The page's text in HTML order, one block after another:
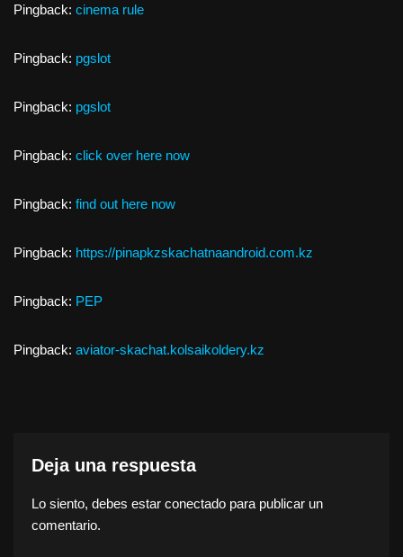
Pingback: cinema rule
Pingback: pgslot
Pingback: pgslot
Pingback: click over here now
Pingback: find out here now
Pingback: https://pinapkzskachatnaandroid.com.kz
Pingback: PEP
Pingback: aviator-skachat.kolsaikoldery.kz
Deja una respuesta
Lo siento, debes estar conectado para publicar un
comentario.